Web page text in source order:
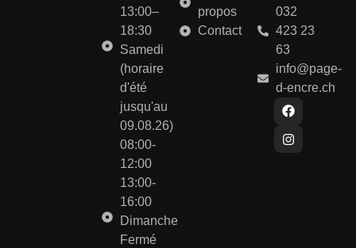
13:00–
18:30
Samedi
(horaire
d'été
jusqu'au
09.08.26)
08:00-
12:00
13:00-
16:00
Dimanche
Fermé
propos
Contact
032
423 23
63
info@page-
d-encre.ch